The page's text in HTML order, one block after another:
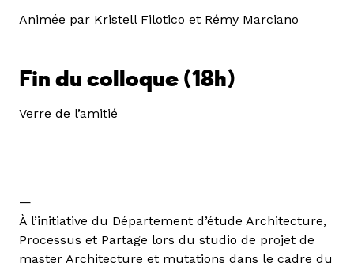
Animée par Kristell Filotico et Rémy Marciano
Fin du colloque (18h)
Verre de l’amitié
—
À l’initiative du Département d’étude Architecture,
Processus et Partage lors du studio de projet de
master Architecture et mutations dans le cadre du